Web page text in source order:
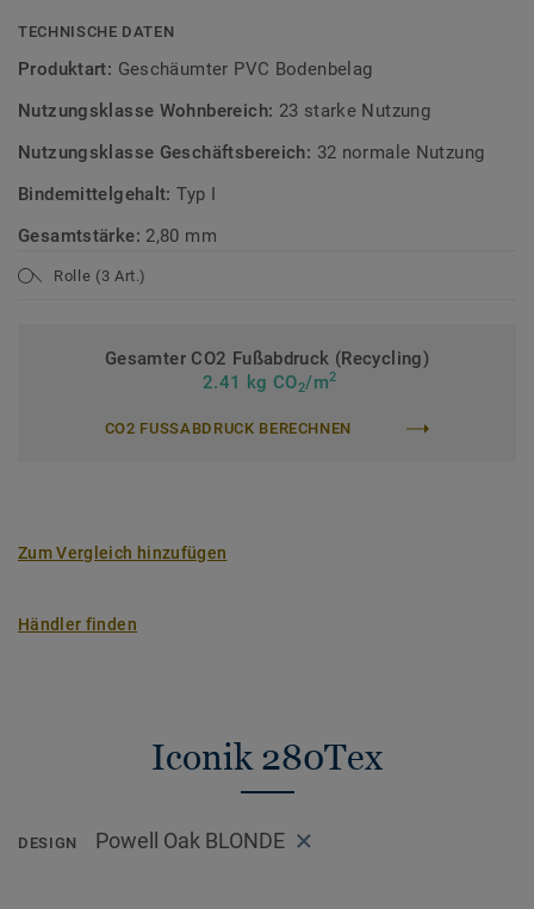
TECHNISCHE DATEN
Produktart: Geschäumter PVC Bodenbelag
Nutzungsklasse Wohnbereich: 23 starke Nutzung
Nutzungsklasse Geschäftsbereich: 32 normale Nutzung
Bindemittelgehalt:Typ I
Gesamtstärke: 2,80 mm
Rolle (3 Art.)
Gesamter CO2 Fußabdruck (Recycling)
2.41 kg CO2/m2
CO2 FUSSABDRUCK BERECHNEN
Zum Vergleich hinzufügen
Händler finden
Iconik 280Tex
DESIGN Powell Oak BLONDE